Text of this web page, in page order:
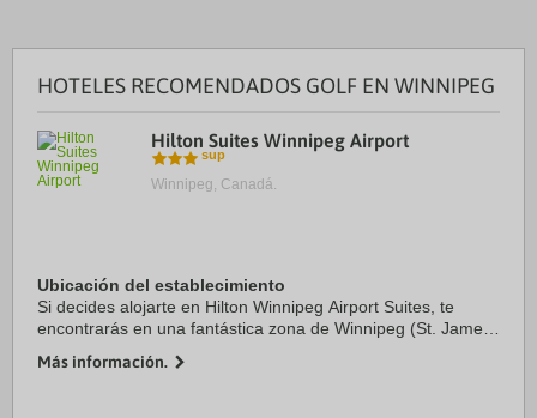
HOTELES RECOMENDADOS GOLF EN WINNIPEG
Hilton Suites Winnipeg Airport
Winnipeg, Canadá.
Ubicación del establecimiento
Si decides alojarte en Hilton Winnipeg Airport Suites, te
encontrarás en una fantástica zona de Winnipeg (St. James)
Canada Life Centre. Además, ...
Más información.